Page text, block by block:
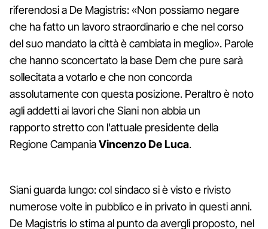
riferendosi a De Magistris: «Non possiamo negare
che ha fatto un lavoro straordinario e che nel corso
del suo mandato la città è cambiata in meglio». Parole
che hanno sconcertato la base Dem che pure sarà
sollecitata a votarlo e che non concorda
assolutamente con questa posizione. Peraltro è noto
agli addetti ai lavori che Siani non abbia un
rapporto stretto con l'attuale presidente della
Regione CampaniaVincenzo De Luca.
Siani guarda lungo: col sindaco si è visto e rivisto
numerose volte in pubblico e in privato in questi anni.
De Magistris lo stima al punto da avergli proposto, nel